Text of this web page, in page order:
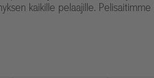
kaikille pelaajille.